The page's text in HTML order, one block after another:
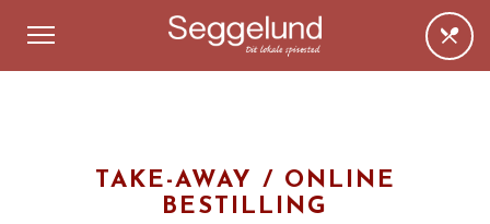
TAKE-AWAY / ONLINE
BESTILLING